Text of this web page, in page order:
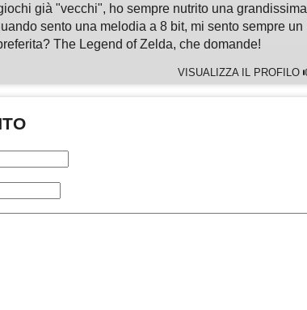
già "vecchi", ho sempre nutrito una grandissima
sento una melodia a 8 bit, mi sento sempre un
The Legend of Zelda, che domande!
VISUALIZZA IL PROFILO